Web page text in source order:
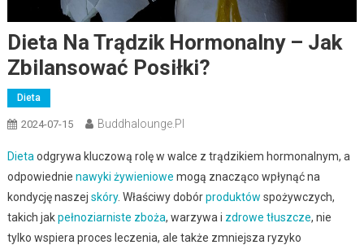
Dieta Na Trądzik Hormonalny – Jak
Zbilansować Posiłki?
Dieta
2024-07-15 Buddhalounge.pl
Dieta odgrywa kluczową rolę w walce z trądzikiem hormonalnym, a
odpowiednie nawyki żywieniowe mogą znacząco wpłynąć na
kondycję naszej skóry. Właściwy dobórproduktów spożywczych,
takich jakpełnoziarniste zboża, warzywa i zdrowe tłuszcze, nie
tylko wspiera proces leczenia, ale także zmniejsza ryzyko